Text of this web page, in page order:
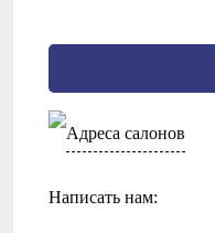
Адреса салонов
Написать нам: